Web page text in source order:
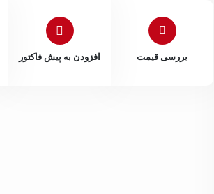
بررسی قیمت افزودن به پیش فاکتور